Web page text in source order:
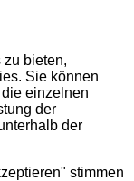
bieten,
Sie können
einzelnen
der
der
stimmen